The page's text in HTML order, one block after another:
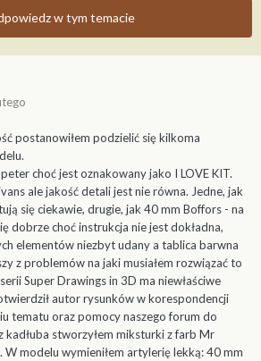
w tym temacie
postanowiłem podzielić się kilkoma
choć jest oznakowany jako I LOVE KIT.
ale jakość detali jest nie równa. Jedne, jak
się ciekawie, drugie, jak 40 mm Boffors - na
dobrze choć instrukcja nie jest dokładna,
elementów niezbyt udany a tablica barwna
z problemów na jaki musiałem rozwiązać to
Super Drawings in 3D ma niewłaściwe
autor rysunków w korespondencji
tematu oraz pomocy naszego forum do
kadłuba stworzyłem miksturki z farb Mr
W modelu wymieniłem artylerię lekką: 40 mm